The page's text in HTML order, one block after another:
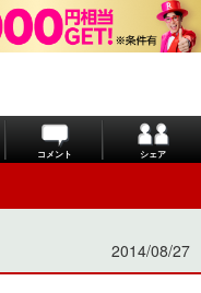
コメント シェア
2014/08/27